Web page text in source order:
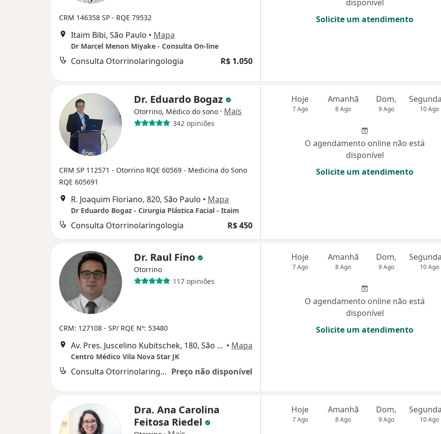
CRM 146358 SP - RQE 79532
Itaim Bibi, São Paulo • Mapa
Dr Marcel Menon Miyake - Consulta On-line
Consulta Otorrinolaringologia R$ 1.050
disponível
Solicite um atendimento
Dr. Eduardo Bogaz
Otorrino, Médico do sono · Mais
342 opiniões
CRM SP 112571 - Otorrino RQE 60569 - Medicina do Sono
RQE 605691
R. Joaquim Floriano, 820, São Paulo • Mapa
Dr Eduardo Bogaz - Cirurgia Plástica Facial - Itaim
Consulta Otorrinolaringologia R$ 450
Hoje
7 Ago
Amanhã
8 Ago
Dom,
9 Ago 10 Ago
O agendamento online não está
disponível
Solicite um atendimento
Dr. Raul Fino
Otorrino
117 opiniões
CRM: 127108 - SP/ RQE Nº: 53480
Av. Pres. Juscelino Kubitschek, 180, São Paulo • Mapa
Centro Médico Vila Nova Star JK
Consulta Otorrinolaringologia Preço não disponível
Hoje
7 Ago
Amanhã
8 Ago
Dom,
9 Ago 10 Ago
O agendamento online não está
disponível
Solicite um atendimento
Dra. Ana Carolina
Feitosa Riedel
Hoje
7 Ago
Amanhã
8 Ago
Dom,
9 Ago 10 Ago